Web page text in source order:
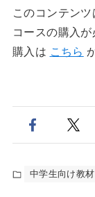
このコンテンツ
コースの購入が
購入は こちら
中学生向け教材